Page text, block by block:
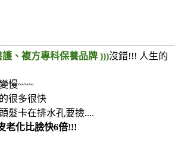
、複方專科保養品牌 )))沒錯!!! 人生的
慢~~~
很多很快
髮卡在排水孔要撿....
老化比臉快6倍!!!